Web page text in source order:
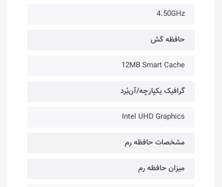
4.50GHz
حافظه کَش
12MB Smart Cache
گرافیک یکپارچه/آن‌بُرد
Intel UHD Graphics
مشخصات حافظه رم
میزان حافظه رم